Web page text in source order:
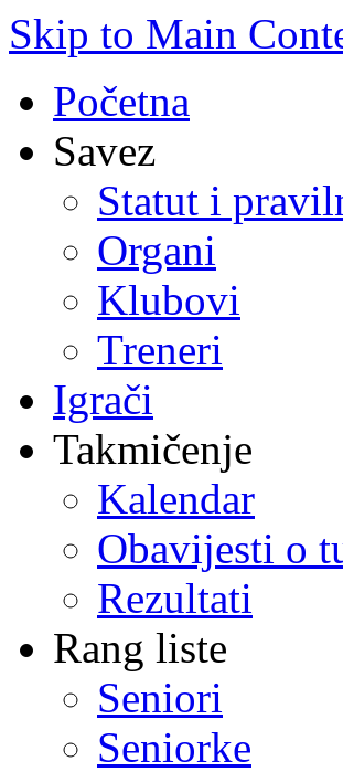
Skip to Main
Početna
Savez
Statut i
Organi
Klubovi
Treneri
Igrači
Takmičenje
Kalendar
Obavijesti o
Rezultati
Rang liste
Seniori
Seniorke